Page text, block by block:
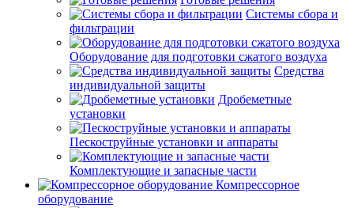
Системы сбора и
фильтрации
Оборудование для подготовки сжатого воздуха
Средства
индивидуальной защиты
Дробеметные
установки
Пескоструйные установки и аппараты
Комплектующие и запасные части
Компрессорное
оборудование